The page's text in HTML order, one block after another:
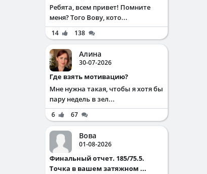
Ребята, всем привет! Помните
меня? Того Вову, кото...
14 138
Алина
30-07-2026
Где взять мотивацию?
Мне нужна такая, чтобы я хотя бы
пару недель в зел...
6 67
Вова
01-08-2026
Финальный отчет. 185/75.5.
Точка в вашем затяжном ...